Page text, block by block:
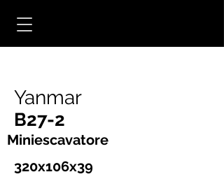
Yanmar
B27-2
Miniescavatore
320x106x39